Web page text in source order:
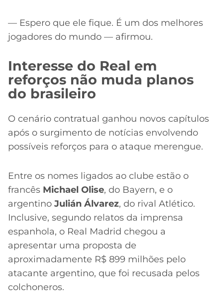
— Espero que ele fique. É um dos melhores
jogadores do mundo — afirmou.
Interesse do Real em
reforços não muda planos
do brasileiro
O cenário contratual ganhou novos capítulos
após o surgimento de notícias envolvendo
possíveis reforços para o ataque merengue.
Entre os nomes ligados ao clube estão o
francês Michael Olise, do Bayern, e o
argentino Julián Álvarez, do rival Atlético.
Inclusive, segundo relatos da imprensa
espanhola, o Real Madrid chegou a
apresentar uma proposta de
aproximadamente R$ 899 milhões pelo
atacante argentino, que foi recusada pelos
colchoneros.